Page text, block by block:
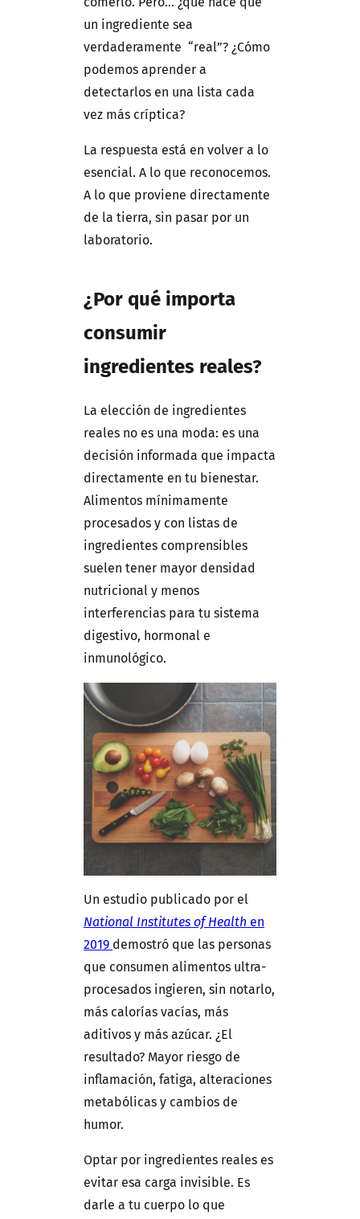
un ingrediente sea
verdaderamente “real”? ¿Cómo
podemos aprender a
detectarlos en una lista cada
vez más críptica?
La respuesta está en volver a lo
esencial. A lo que reconocemos.
A lo que proviene directamente
de la tierra, sin pasar por un
laboratorio.
¿Por qué importa
consumir
ingredientes reales?
La elección de ingredientes
reales no es una moda: es una
decisión informada que impacta
directamente en tu bienestar.
Alimentos mínimamente
procesados y con listas de
ingredientes comprensibles
suelen tener mayor densidad
nutricional y menos
interferencias para tu sistema
digestivo, hormonal e
inmunológico.
Un estudio publicado por el
National Institutes of Health en
2019 demostró que las personas
que consumen alimentos ultra-
procesados ingieren, sin notarlo,
más calorías vacías, más
aditivos y más azúcar. ¿El
resultado? Mayor riesgo de
inflamación, fatiga, alteraciones
metabólicas y cambios de
humor.
Optar por ingredientes reales es
evitar esa carga invisible. Es
darle a tu cuerpo lo que